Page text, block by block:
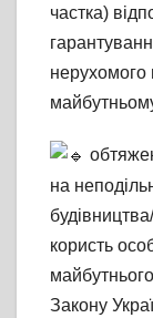
частка)
нерухомого
на
користь
Закону